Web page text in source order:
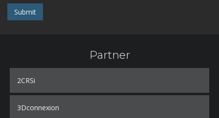
Submit
Partner
2CRSi
3Dconnexion